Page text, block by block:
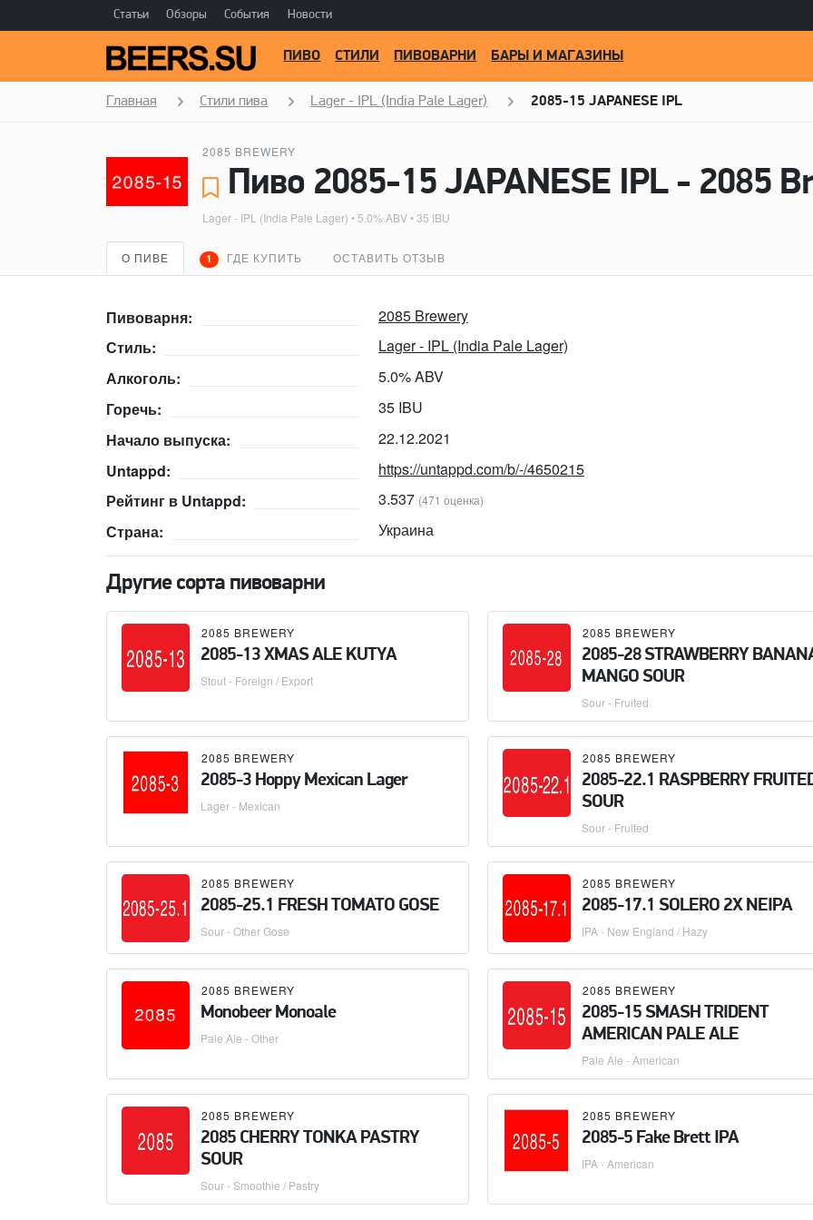
Статьи Обзоры События Новости
ПИВО СТИЛИ ПИВОВАРНИ БАРЫ И МАГАЗИНЫ
Главная Стили пива Lager - IPL (India Pale Lager) 2085-15 JAPANESE IPL
2085 BREWERY
Пиво 2085-15 JAPANESE IPL - 2085
Lager - IPL (India Pale Lager) • 5.0% ABV • 35 IBU
О ПИВЕ 1 ГДЕ КУПИТЬ ОСТАВИТЬ ОТЗЫВ
Пивоварня:
2085 Brewery
Стиль:
Lager - IPL (India Pale Lager)
Алкоголь:
5.0% ABV
Горечь:
35 IBU
Начало выпуска:
22.12.2021
Untappd:
https://untappd.com/b/-/4650215
Рейтинг в Untappd:
3.537 (471 оценка)
Страна: Украина
Другие сорта пивоварни
2085 BREWERY
2085-13 XMAS ALE KUTYA
Stout - Foreign / Export
2085 BREWERY
2085-28 STRAWBERRY
MANGO SOUR
Sour - Fruited
2085 BREWERY
2085-3 Hoppy Mexican Lager
Lager - Mexican
2085 BREWERY
2085-22.1 RASPBERRY
SOUR
Sour - Fruited
2085 BREWERY
2085-25.1 FRESH TOMATO GOSE
Sour - Other Gose
2085 BREWERY
2085-17.1 SOLERO 2X NEIPA
IPA - New England / Hazy
2085 BREWERY
Monobeer Monoale
Pale Ale - Other
2085 BREWERY
2085-15 SMASH TRIDENT
AMERICAN PALE ALE
Pale Ale - American
2085 BREWERY
2085 CHERRY TONKA PASTRY
SOUR
Sour - Smoothie / Pastry
2085 BREWERY
2085-5 Fake Brett IPA
IPA - American